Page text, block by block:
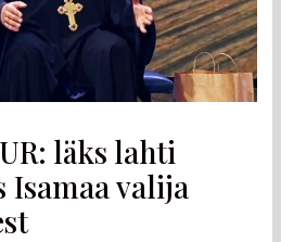
läks lahti
Isamaa valija